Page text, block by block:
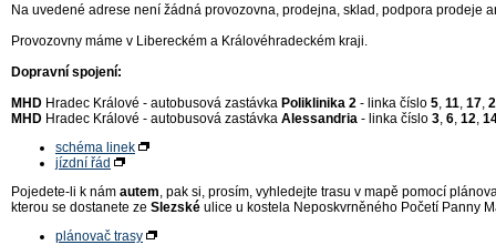
Na uvedené adrese není žádná provozovna, prodejna, sklad, podpora prodeje
Provozovny máme v Libereckém a Královéhradeckém kraji.
Dopravní spojení:
MHD Hradec Králové - autobusová zastávka Poliklinika 2 - linka číslo 5 11 17
MHD Hradec Králové - autobusová zastávka Alessandria - linka číslo 3 6 12
schéma linek
jízdní řád
Pojedete-li k nám autem , pak si, prosím, vyhledejte trasu v mapě pomocí
kterou se dostanete ze Slezské ulice u kostela Neposkvrněného Početí Panny
plánovač trasy